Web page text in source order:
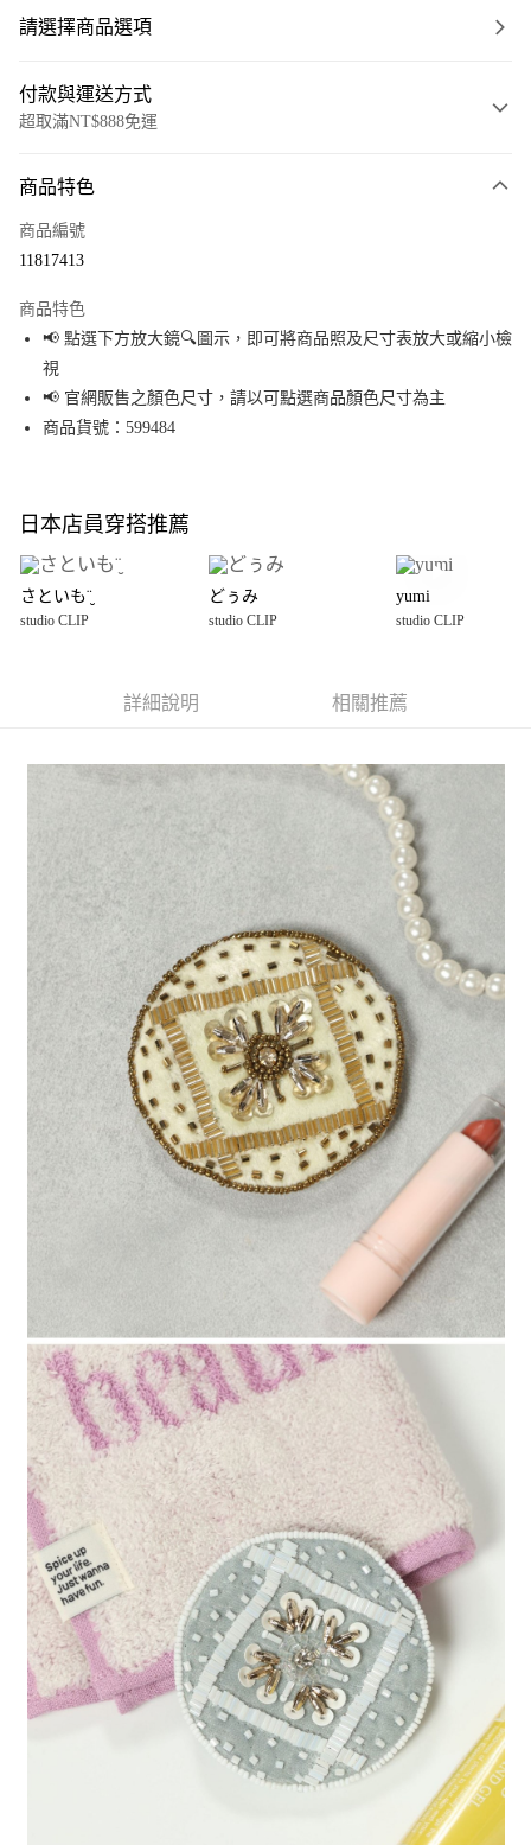
請選擇商品選項
付款與運送方式
超取滿NT$888免運
信用卡一次付款
Apple Pay
街口支付
悠遊付
全盈+PAY
大哥付你分期
【大哥付你分期使用說明】
1.本服務由台灣大哥大提供，台灣大哥大用戶可立即使用無須另外申請。
3.實際核准額度、可分期數及費用金額請依後續交易確認頁面所載為準。
法說明評估內容。
1.分期款項不併入電信帳單，「大哥付你分期」於每月結算日後寄送繳費提
2.透過簡訊連結打開帳單後，可選擇「超商條碼／台灣大直營門市／銀行轉
帳／街口支付／iPASS MONEY」等通路繳費。
【注意事項】
1.本服務係由「台灣大哥大股份有限公司」（以下簡稱本公司）所提供，讓
用戶於交易時，得透過本服務購買商品或服務，並由商店將買賣／分期付款
買賣價金債權讓與本公司後，依約使用本公司帳單繳交帳款。
2.基於同意付款使用「大哥付你分期」之契約關係目的，商店將以您的個人
資料（包含姓名、電話或地址）提供予台灣大哥大進項蒐集、處理及利用，
由本公司與您本人進行分期帳單所需資料之確認、核對及更正。
3.完整用戶服務條款，請詳閱以下連結：https://oppay.tw/userRule
AFTEE先享後付
AFTEE先享後付是「在收到商品之後才付款」的支付方式。 讓您購物簡單便
２．便利：只要手機號碼，簡訊認證，即可結帳。
３．安心：先確認商品／服務後，再付款。
【「AFTEE先享後付」結帳流程】
１．於結帳方式選擇「AFTEE先享後付」後，將跳轉至「AFTEE先享後付」
結帳頁面，進行簡訊認證並確認金額後，即可完成結帳。
２．訂單成立數日內，您將收到繳費通知簡訊。
３．收到繳費通知簡訊後14天內，點擊此簡訊中的連結，可透過四大超商／
ATM／網路銀行／等多元方式進行付款，方視為交易完成。
※ 請注意：結帳手續完成當下不需立刻繳費，但若您需要取消訂單，請聯絡
購買商品的店家。未經商家同意取消之訂單仍視為有效，需透過AFTEE先享
後付繳納相關費用。
※ 交易是否成功請以「AFTEE先享後付 」之結帳頁面顯示為準，若有關於
是否繳費成功／繳費後需取消欲退款等相關疑問，請聯繫「AFTEE先享後付
客戶支援中心」https://netprotections.freshdesk.com/support/home
１．透過由恩沛科技股份有限公司提供之「AFTEE先享後付」服務完成之交
易，需依本服務之必要範圍內提供個人資料，並將交易相關給付款項請求債
權轉讓予恩沛科技股份有限公司。
２．關於個人資料處理事宜，請瀏覽以下網址：
https://aftee.tw/terms/#terms3
３．未成年的使用者請事先徵得法定代理人或監護人之同意方可使用
「AFTEE先享後付」，若未經同意申辦者引起之損失，本公司不負相關責
４．使用「AFTEE先享後付」時，將依據個別帳號之用戶狀況，依本公司即
時審查核予不同之上限額度；若仍有額度不足之情形，本公司將視審查結果
５．嚴禁一人註冊多個帳號或使用他人資訊註冊。若發現惡意使用之情形，
恩沛科技股份有限公司將有權停止該用戶之使用額度並採取法律行動。
每筆NT$80，滿NT$888(含以上)免運費
付款後 全家取貨
每筆NT$80，滿NT$888(含以上)免運費
7-11 取貨付款
每筆NT$80，滿NT$1,500(含以上)免運費
付款後 7-11取貨
每筆NT$80，滿NT$1,500(含以上)免運費
宅配
每筆NT$80，滿NT$1,500(含以上)免運費
商品特色
商品編號
11817413
商品特色
📢 點選下方放大鏡🔍圖示，即可將商品照及尺寸表放大或縮小檢
視
📢 官網販售之顏色尺寸，請以可點選商品顏色尺寸為主
商品貨號：599484
日本店員穿搭推薦
さといも¨̮
studio CLIP
どぅみ
studio CLIP
yumi
studio CLIP
詳細說明 相關推薦